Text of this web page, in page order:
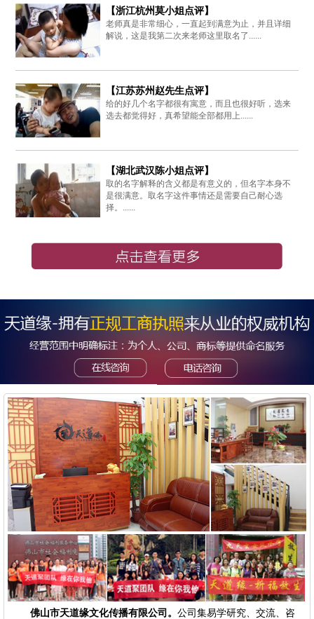
【浙江杭州莫小姐点评】
老师真是非常细心，一直起到满意为止，并且详细
解说，这是我第二次来老师这里取名了......
【江苏苏州赵先生点评】
给的好几个名字都很有寓意，而且也很好听，选来
选去都觉得好，真希望能全部都用上......
【湖北武汉陈小姐点评】
取的名字解释的含义都是有意义的，但名字本身不
是很满意。取名字这件事情还是需要自己耐心选
择。......
佛山市天道缘文化传播有限公司。 公司集易学研究、交流、咨